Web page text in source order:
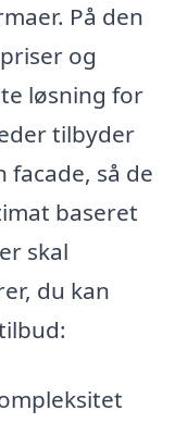
På den
og
løsning for
tilbyder
facade, så de
baseret
skal
du kan